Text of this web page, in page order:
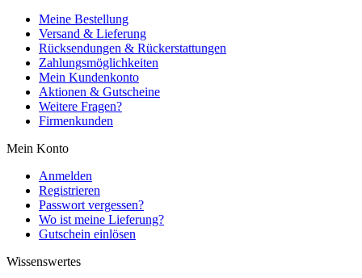
Meine Bestellung
Versand & Lieferung
Rücksendungen & Rückerstattungen
Zahlungsmöglichkeiten
Mein Kundenkonto
Aktionen & Gutscheine
Weitere Fragen?
Firmenkunden
Mein Konto
Anmelden
Registrieren
Passwort vergessen?
Wo ist meine Lieferung?
Gutschein einlösen
Wissenswertes